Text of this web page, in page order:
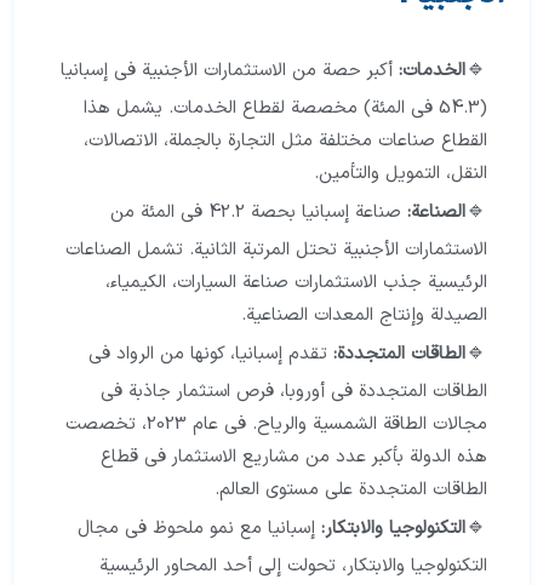
الخدمات: أكبر حصة من الاستثمارات الأجنبية في إسبانيا
(54.3 في المئة) مخصصة لقطاع الخدمات. يشمل هذا
القطاع صناعات مختلفة مثل التجارة بالجملة، الاتصالات،
النقل، التمويل والتأمين.
الصناعة:
صناعة إسبانيا بحصة 42.2 في المئة من
الاستثمارات الأجنبية تحتل المرتبة الثانية. تشمل الصناعات
الرئيسية جذب الاستثمارات صناعة السيارات، الكيمياء،
الصيدلة وإنتاج المعدات الصناعية.
الطاقات المتجددة: تقدم إسبانيا، كونها من الرواد في
الطاقات المتجددة في أوروبا، فرص استثمار جاذبة في
مجالات الطاقة الشمسية والرياح. في عام 2023، تخصصت
هذه الدولة بأكبر عدد من مشاريع الاستثمار في قطاع
الطاقات المتجددة على مستوى العالم.
التكنولوجيا والابتكار: إسبانيا مع نمو ملحوظ في مجال
التكنولوجيا والابتكار، تحولت إلى أحد المحاور الرئيسية